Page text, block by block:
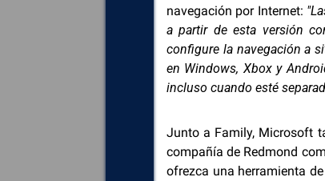
navegación por Internet:
a partir de esta versión
configure la navegación a
en Windows, Xbox y
incluso cuando esté
Junto a Family, Microsoft
compañía de Redmond
ofrezca una herramienta